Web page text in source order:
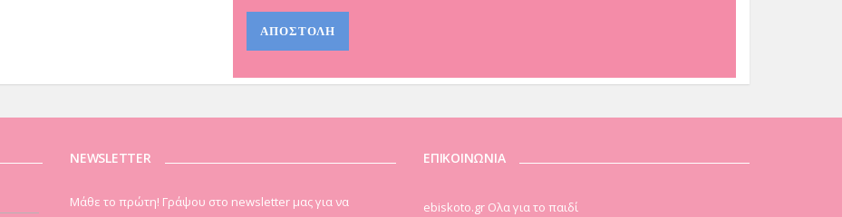
NEWSLETTER
Μάθε το πρώτη! Γράψου στο newsletter μας για να
ΕΠΙΚΟΙΝΩΝΙΑ
ebiskoto.gr Ολα για το παιδί